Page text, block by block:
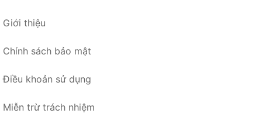
Giới thiệu
Chính sách bảo mật
Điều khoản sử dụng
Miễn trừ trách nhiệm